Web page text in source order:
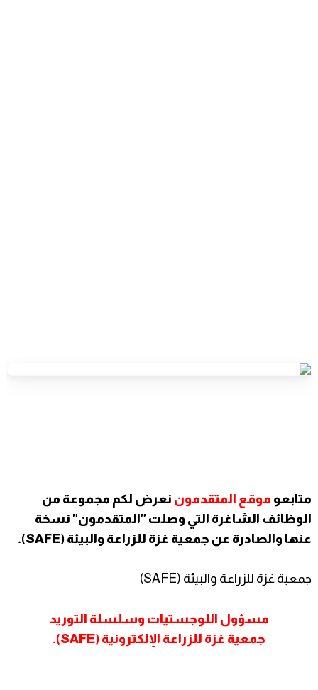
متابعو موقع المتقدمون نعرض لكم مجموعة من
الوظائف الشاغرة التي وصلت "المتقدمون" نسخة
عنها والصادرة عن جمعية غزة للزراعة والبيئة (SAFE).
جمعية غزة للزراعة والبيئة (SAFE)
مسؤول اللوجستيات وسلسلة التوريد
جمعية غزة للزراعة الإلكترونية (SAFE).